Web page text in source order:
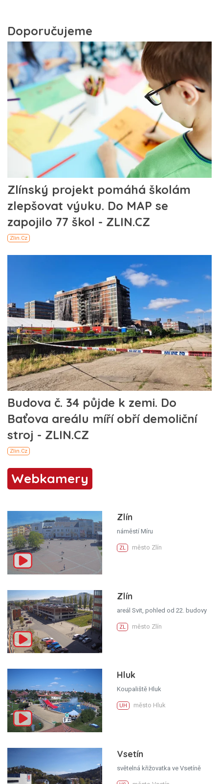
Webkamery
Zlín
náměstí Míru
ZL město Zlín
Zlín
areál Svit, pohled od 22. budovy
ZL město Zlín
Hluk
Koupaliště Hluk
UH město Hluk
Vsetín
světelná křižovatka ve Vsetíně